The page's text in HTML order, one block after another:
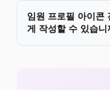
임원 프로필 아이콘
게 작성할 수 있습니